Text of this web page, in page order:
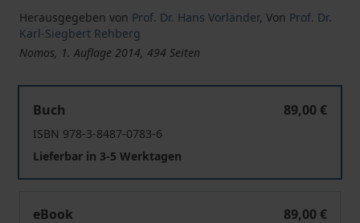
Herausgegeben von Prof. Dr. Hans Vorländer, Von Prof. Dr.
Karl-Siegbert Rehberg
Nomos, 1. Auflage 2014, 494 Seiten
Buch
89,00 €
ISBN 978-3-8487-0783-6
Lieferbar in 3-5 Werktagen
eBook
89,00 €